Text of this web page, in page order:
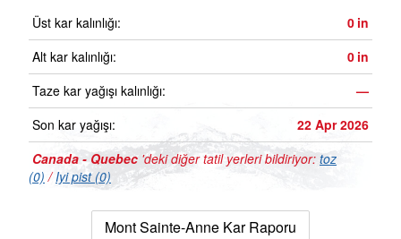
Üst kar kalınlığı: 0 in
Alt kar kalınlığı:
0 in
Taze kar yağışı kalınlığı:
—
Son kar yağışı:
22 Apr 2026
Canada - Quebec 'deki diğer tatil yerleri bildiriyor: toz
(0) /Iyi pist (0)
Mont Sainte-Anne Kar Raporu